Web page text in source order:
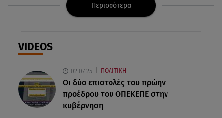
Back to black: η διαχρονική αξία του μαύρου
Δούκισσα Νομικού: Από τη Μύκονο «πετάχτηκε»
στη Γαλλική Πολυνησία!
Περισσότερα
VIDEOS
02.07.25 ΠΟΛΙΤΙΚΗ
Οι δύο επιστολές του πρώην
προέδρου του ΟΠΕΚΕΠE στην
κυβέρνηση